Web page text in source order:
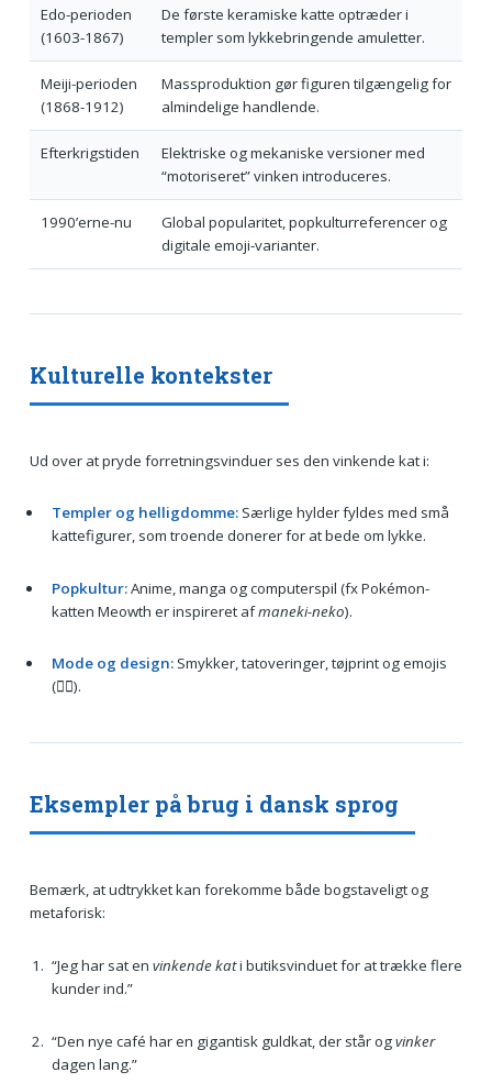
Edo-perioden
(1603-1867)
De første keramiske katte optræder i
templer som lykkebringende amuletter.
Meiji-perioden
(1868-1912)
Mass­produktion gør figuren tilgængelig for
almindelige handlende.
Efterkrigstiden
Elektriske og mekaniske versioner med
“motoriseret” vinken introduceres.
1990’erne-nu
Global popularitet, popkulturreferencer og
digitale emoji-varianter.
Kulturelle kontekster
Ud over at pryde forretningsvinduer ses den vinkende kat i:
Templer og helligdomme:Særlige hylder fyldes med små
kattefigurer, som troende donerer for at bede om lykke.
Popkultur:Anime, manga og computerspil (fx Pokémon-
katten Meowth er inspireret afmaneki-neko).
Mode og design:Smykker, tatoveringer, tøjprint og emojis
(🐱‍👋).
Eksempler på brug i dansk sprog
Bemærk, at udtrykket kan forekomme både bogstaveligt og
metaforisk:
“Jeg har sat en vinkende kati butiksvinduet for at trække flere
kunder ind.”
“Den nye café har en gigantisk guldkat, der står ogvinker
dagen lang.”